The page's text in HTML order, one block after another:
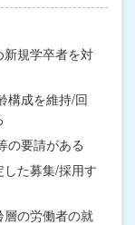
規学卒者を対
構成を維持/回
の要請がある
た募集/採用す
の労働者の就